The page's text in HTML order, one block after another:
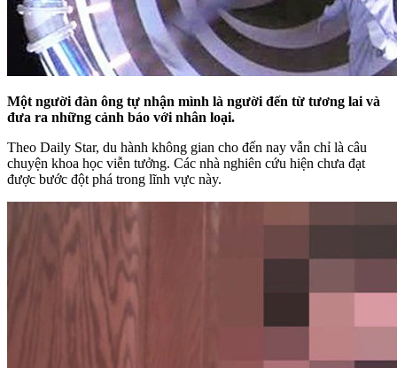
Một người đàn ông tự nhận mình là người đến từ tương lai và
đưa ra những cảnh báo với nhân loại.
Theo Daily Star, du hành không gian cho đến nay vẫn chỉ là câu
chuyện khoa học viễn tưởng. Các nhà nghiên cứu hiện chưa đạt
được bước đột phá trong lĩnh vực này.